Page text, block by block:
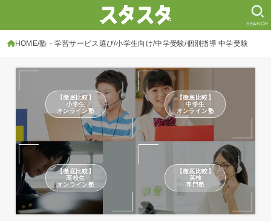
SEARCH
HOME 塾・学習サービス選び 小学生向け 中学受験 個別指導 中学受験
【徹底比較】
小学生
オンライン塾
【徹底比較】
中学生
オンライン塾
【徹底比較】
高校生
オンライン塾
【徹底比較】
英検
専門塾